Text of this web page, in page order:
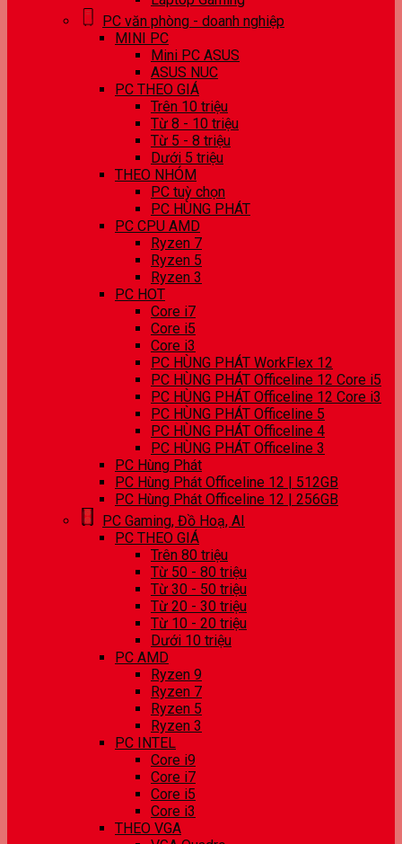
PC văn phòng - doanh nghiệp
MINI PC
Mini PC ASUS
ASUS NUC
PC THEO GIÁ
Trên 10 triệu
Từ 8 - 10 triệu
Từ 5 - 8 triệu
Dưới 5 triệu
THEO NHÓM
PC tuỳ chọn
PC HÙNG PHÁT
PC CPU AMD
Ryzen 7
Ryzen 5
Ryzen 3
PC HOT
Core i7
Core i5
Core i3
PC HÙNG PHÁT WorkFlex 12
PC HÙNG PHÁT Officeline 12 Core i5
PC HÙNG PHÁT Officeline 12 Core i3
PC HÙNG PHÁT Officeline 5
PC HÙNG PHÁT Officeline 4
PC HÙNG PHÁT Officeline 3
PC Hùng Phát
PC Hùng Phát Officeline 12 | 512GB
PC Hùng Phát Officeline 12 | 256GB
PC Gaming, Đồ Hoạ, AI
PC THEO GIÁ
Trên 80 triệu
Từ 50 - 80 triệu
Từ 30 - 50 triệu
Từ 20 - 30 triệu
Từ 10 - 20 triệu
Dưới 10 triệu
PC AMD
Ryzen 9
Ryzen 7
Ryzen 5
Ryzen 3
PC INTEL
Core i9
Core i7
Core i5
Core i3
THEO VGA